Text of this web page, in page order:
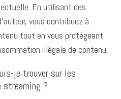
En utilisant des
vous contribuez à
tout en vous protégeant
illégale de contenu.
je trouver sur les
?